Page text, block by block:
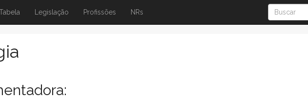
Legislação Profissões NRs